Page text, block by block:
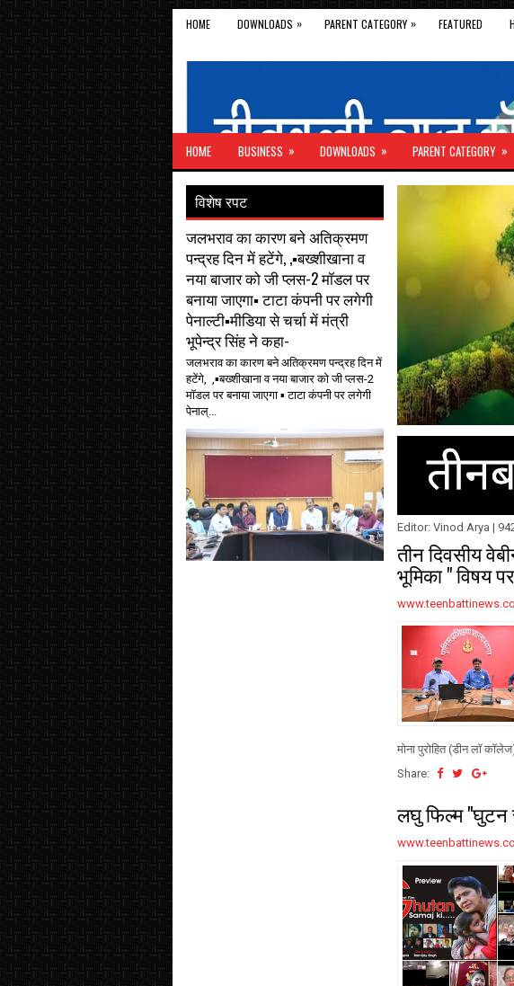
HOME DOWNLOADS » PARENT CATEGORY » FEATURED
HOME BUSINESS » DOWNLOADS » PARENT CATEGORY »
Editor: Vinod Arya |
तीन दिवसीय
भूमिका " विषय पर
मोना पुरोहित (डीन लॉ
Share:
लघु फिल्म "घुटन
विशेष रपट
जलभराव का कारण बने अतिक्रमण
पन्द्रह दिन में हटेंगे, ,▪️बख्शीखाना व
नया बाजार को जी प्लस-2 मॉडल पर
बनाया जाएगा▪️ टाटा कंपनी पर लगेगी
पेनाल्टी▪️मीडिया से चर्चा में मंत्री
भूपेन्द्र सिंह ने कहा-
जलभराव का कारण बने अतिक्रमण पन्द्रह दिन में
हटेंगे, ,▪️बख्शीखाना व नया बाजार को जी प्लस-2
मॉडल पर बनाया जाएगा ▪️ टाटा कंपनी पर लगेगी
पेनाल्...